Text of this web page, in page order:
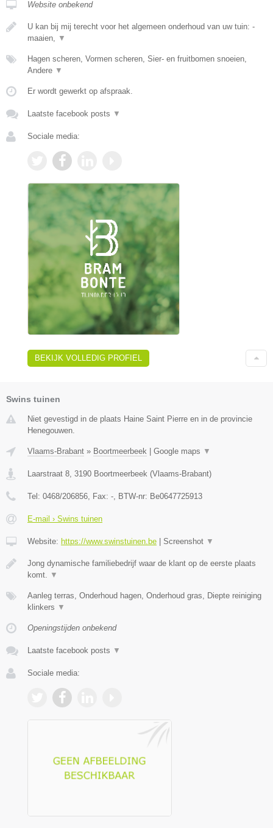
Website onbekend
U kan bij mij terecht voor het algemeen onderhoud van uw tuin: -
maaien, ▼
Hagen scheren, Vormen scheren, Sier- en fruitbomen snoeien,
Andere ▼
Er wordt gewerkt op afspraak.
Laatste facebook posts ▼
Sociale media:
BEKIJK VOLLEDIG PROFIEL
Swins tuinen
Niet gevestigd in de plaats Haine Saint Pierre en in de provincie
Henegouwen.
Vlaams-Brabant » Boortmeerbeek Google maps ▼
Laarstraat 8, 3190 Boortmeerbeek (Vlaams-Brabant)
Tel: 0468/206856, Fax: -, BTW-nr: Be0647725913
E-mail › Swins tuinen
Website: https://www.swinstuinen.be Screenshot ▼
Jong dynamische familiebedrijf waar de klant op de eerste plaats
komt. ▼
Aanleg terras, Onderhoud hagen, Onderhoud gras, Diepte reiniging
klinkers ▼
Openingstijden onbekend
Laatste facebook posts ▼
Sociale media: